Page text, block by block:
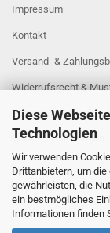
Diese
Technologien
Wir verwenden
Drittanbietern, um
gewährleisten, die
ein bestmögliches
Informationen finden
Impressum
Kontakt
Versand- &
Widerrufsrecht &
Sitzung unterbrochen
Cookie Einstellungen